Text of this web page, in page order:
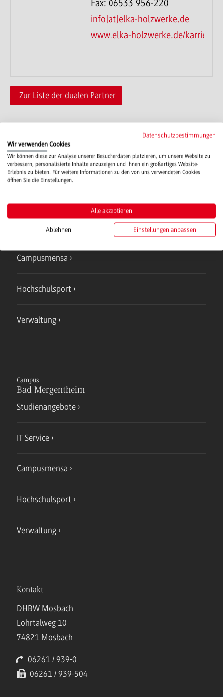
Fax: 06533 956-220
info[at]elka-holzwerke.de
www.elka-holzwerke.de/karriere/
Zur Liste der dualen Partner
Campus
Mosbach
IT Service
Campusmensa
Hochschulsport
Verwaltung
Campus
Bad Mergentheim
Studienangebote
IT Service
Campusmensa
Hochschulsport
Verwaltung
Kontakt
DHBW Mosbach
Lohrtalweg 10
74821 Mosbach
06261 / 939-0
06261 / 939-504
Datenschutzbestimmungen
Wir verwenden Cookies
Wir können diese zur Analyse unserer Besucherdaten platzieren, um unsere Website zu
verbessern, personalisierte Inhalte anzuzeigen und Ihnen ein großartiges Website-
Erlebnis zu bieten. Für weitere Informationen zu den von uns verwendeten Cookies
öffnen Sie die Einstellungen.
Alle akzeptieren
Ablehnen Einstellungen anpassen